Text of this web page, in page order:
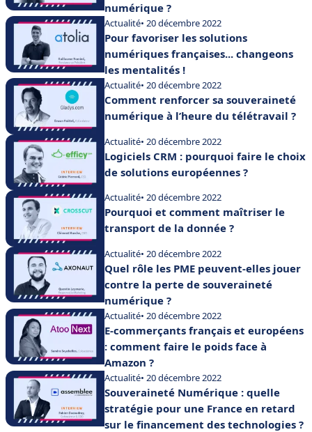
numérique ?
Actualité• 20 décembre 2022
Pour favoriser les solutions
numériques françaises... changeons
les mentalités !
Actualité• 20 décembre 2022
Comment renforcer sa souveraineté
numérique à l’heure du télétravail ?
Actualité• 20 décembre 2022
Logiciels CRM : pourquoi faire le choix
de solutions européennes ?
Actualité• 20 décembre 2022
Pourquoi et comment maîtriser le
transport de la donnée ?
Actualité• 20 décembre 2022
Quel rôle les PME peuvent-elles jouer
contre la perte de souveraineté
numérique ?
Actualité• 20 décembre 2022
E-commerçants français et européens
: comment faire le poids face à
Amazon ?
Actualité• 20 décembre 2022
Souveraineté Numérique : quelle
stratégie pour une France en retard
sur le financement des technologies ?